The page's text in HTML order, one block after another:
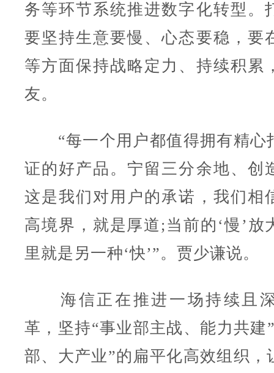
务等环节系统推进数字化转型。
要坚持生意要慢、心态要稳，要
等方面保持战略定力、持续积累
友。
“每一个用户都值得拥有精心
证的好产品。宁留三分余地、创
这是我们对用户的承诺，我们相
高境界，就是厚道;当前的‘慢’放
里就是另一种‘快’”。贾少谦说。
海信正在推进一场持续且
革，坚持“事业部主战、能力共建
部、大产业”的扁平化高效组织，